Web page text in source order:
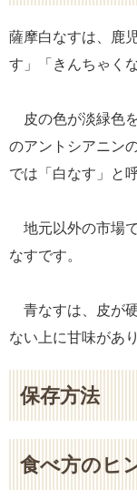
薩摩白なすは、鹿
す」「きんちゃく
皮の色が淡緑色
のアントシアニン
では「白なす」と
地元以外の市場
なすです。
青なすは、皮が
ない上に甘味があ
保存方法
食べ方のヒ